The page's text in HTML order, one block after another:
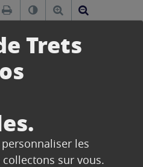
Trets
les
sur vous.
sur Twitterpar e-mail
ImprimerChanger leAgrandir le
PASSÉS